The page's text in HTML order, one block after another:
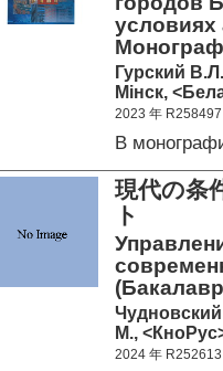
условиях
Гурский
Мiнск,
2023 年 R258497
В
現代の条
ト
М.,
2024 年 R252613